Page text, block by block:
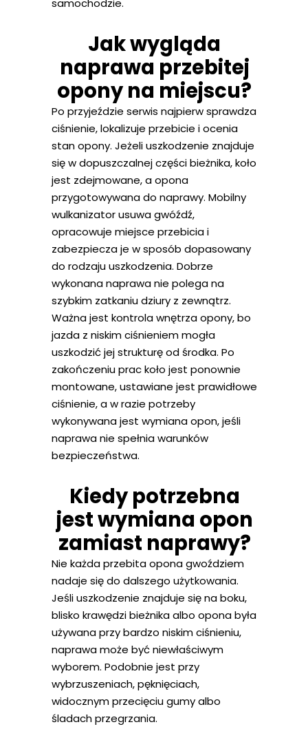
samochodzie.
Jak wygląda
naprawa przebitej
opony na miejscu?
Po przyjeździe serwis najpierw sprawdza
ciśnienie, lokalizuje przebicie i ocenia
stan opony. Jeżeli uszkodzenie znajduje
się w dopuszczalnej części bieżnika, koło
jest zdejmowane, a opona
przygotowywana do naprawy. Mobilny
wulkanizator usuwa gwóźdź,
opracowuje miejsce przebicia i
zabezpiecza je w sposób dopasowany
do rodzaju uszkodzenia. Dobrze
wykonana naprawa nie polega na
szybkim zatkaniu dziury z zewnątrz.
Ważna jest kontrola wnętrza opony, bo
jazda z niskim ciśnieniem mogła
uszkodzić jej strukturę od środka. Po
zakończeniu prac koło jest ponownie
montowane, ustawiane jest prawidłowe
ciśnienie, a w razie potrzeby
wykonywana jest wymiana opon, jeśli
naprawa nie spełnia warunków
bezpieczeństwa.
Kiedy potrzebna
jest wymiana opon
zamiast naprawy?
Nie każda przebita opona gwoździem
nadaje się do dalszego użytkowania.
Jeśli uszkodzenie znajduje się na boku,
blisko krawędzi bieżnika albo opona była
używana przy bardzo niskim ciśnieniu,
naprawa może być niewłaściwym
wyborem. Podobnie jest przy
wybrzuszeniach, pęknięciach,
widocznym przecięciu gumy albo
śladach przegrzania.